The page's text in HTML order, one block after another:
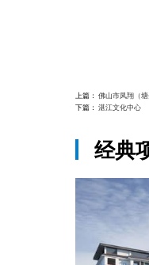
上篇： 佛山市凤翔（
下篇： 湛江文化中心
经典